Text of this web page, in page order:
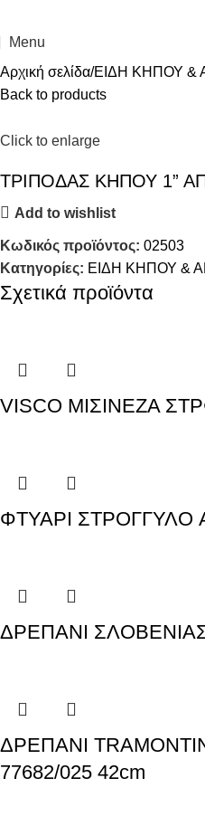
Menu
Αρχική σελίδα ΕΙΔΗ ΚΗΠΟΥ &
Back to products
Click to enlarge
ΤΡΙΠΟΔΑΣ ΚΗΠΟΥ 1”
Add to wishlist
Κωδικός προϊόντος: 02503
Κατηγορίες: ΕΙΔΗ ΚΗΠΟΥ &
Σχετικά προϊόντα
VISCO ΜΙΣΙΝΕΖΑ
ΦΤΥΑΡΙ ΣΤΡΟΓΓΥΛΟ
ΔΡΕΠΑΝΙ
ΔΡΕΠΑΝΙ
77682/025 42cm